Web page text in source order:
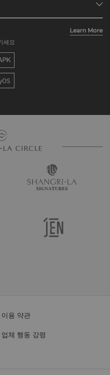
Learn More
세요
이용 약관
업체 행동 강령